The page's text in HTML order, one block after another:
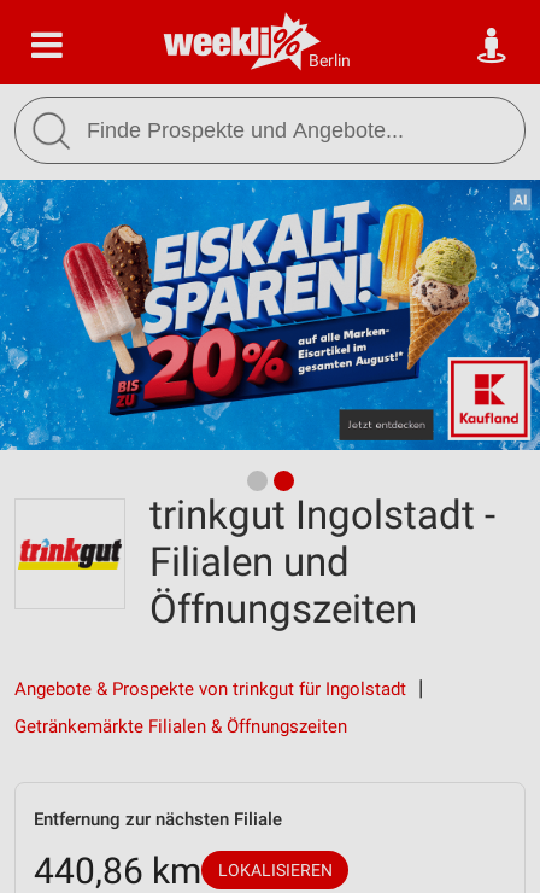
Berlin
trinkgut Ingolstadt -
Filialen und
Öffnungszeiten
Angebote & Prospekte von trinkgut für Ingolstadt
Getränkemärkte Filialen & Öffnungszeiten
Entfernung zur nächsten Filiale
440,86 km LOKALISIEREN